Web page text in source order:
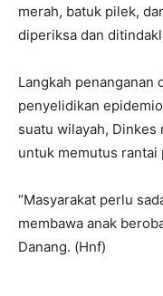
merah, batuk pilek,
diperiksa dan
Langkah penanganan
penyelidikan
suatu wilayah, Dinkes
untuk memutus rantai
“Masyarakat perlu
membawa anak
Danang. (Hnf)